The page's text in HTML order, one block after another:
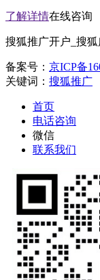
了解详情在线咨询
搜狐推广开户_搜
备案号： 京ICP备
关键词： 搜狐推广
首页
电话咨询
微信
联系我们